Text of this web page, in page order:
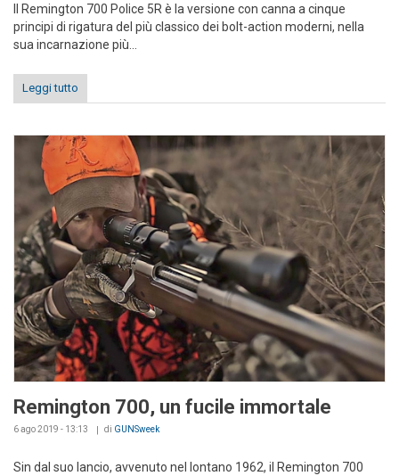
Il Remington 700 Police 5R è la versione con canna a cinque
principi di rigatura del più classico dei bolt-action moderni, nella
sua incarnazione più...
Leggi tutto
Remington 700, un fucile immortale
6 ago 2019 - 13:13 di GUNSweek
Sin dal suo lancio, avvenuto nel lontano 1962, il Remington 700